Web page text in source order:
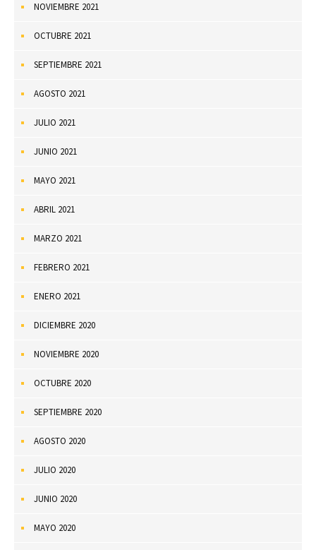
NOVIEMBRE 2021
OCTUBRE 2021
SEPTIEMBRE 2021
AGOSTO 2021
JULIO 2021
JUNIO 2021
MAYO 2021
ABRIL 2021
MARZO 2021
FEBRERO 2021
ENERO 2021
DICIEMBRE 2020
NOVIEMBRE 2020
OCTUBRE 2020
SEPTIEMBRE 2020
AGOSTO 2020
JULIO 2020
JUNIO 2020
MAYO 2020